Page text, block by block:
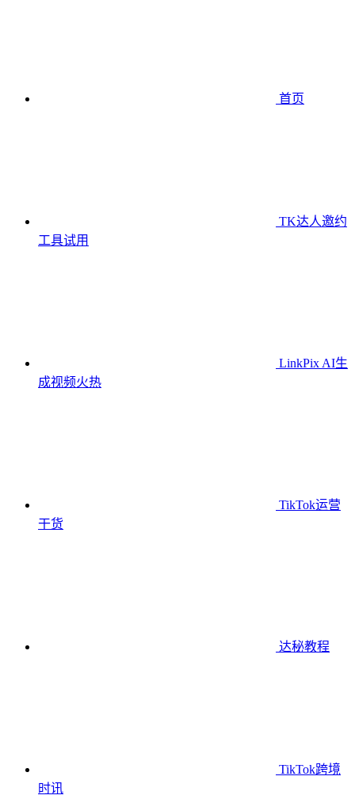
首页
TK达人邀约
工具试用
LinkPix AI生
成视频火热
TikTok运营
干货
达秘教程
TikTok跨境
时讯